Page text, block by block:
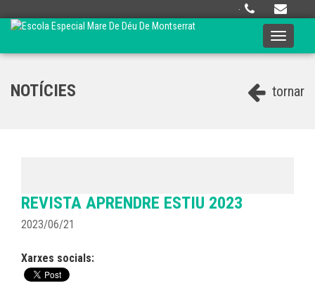
·
Toggle
tornar
NOTÍCIES
REVISTA APRENDRE ESTIU 2023
2023/06/21
Xarxes socials: